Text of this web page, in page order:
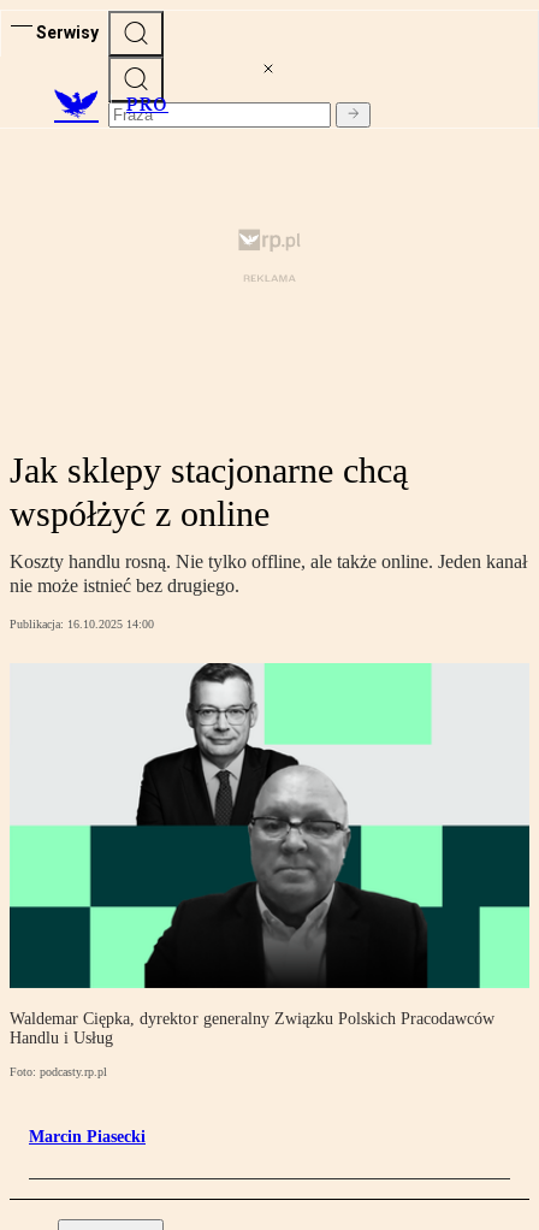
Serwisy
PRO
Jak sklepy stacjonarne chcą
współżyć z online
Koszty handlu rosną. Nie tylko offline, ale także online. Jeden kanał
nie może istnieć bez drugiego.
Publikacja: 16.10.2025 14:00
Waldemar Ciępka, dyrektor generalny Związku Polskich Pracodawców
Handlu i Usług
Foto: podcasty.rp.pl
Marcin Piasecki